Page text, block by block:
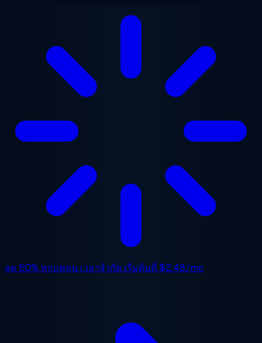
ลด 50% ทุกแพลน เวลาจำกัด เริ่มต้นที่ $2.48/mo